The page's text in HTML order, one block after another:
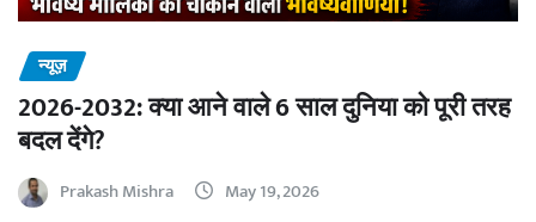
न्यूज़
2026-2032: क्या आने वाले 6 साल दुनिया को पूरी तरह
बदल देंगे?
Prakash Mishra May 19, 2026